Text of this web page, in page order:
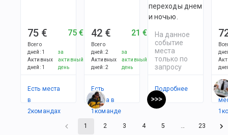
75 €
Всего
дней: 1
Активных
дней: 1
75 €
за
активный
день
Есть места
в
2командах
42 €
Всего
дней:2
Активных
дней:2
21 €
за
активный
день
Есть
места в
1командe
переходы днем
и ночью.
На данное
событие
места
только по
запросу
Подробнее
1
1 2 3 4 5 … 23